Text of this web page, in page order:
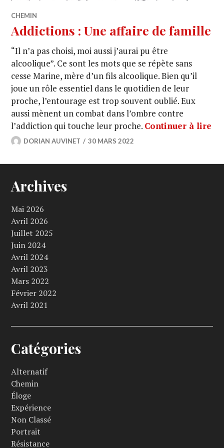
CHEMIN
Addictions : Une affaire de famille
“Il n’a pas choisi, moi aussi j’aurai pu être
alcoolique”. Ce sont les mots que se répète sans
cesse Marine, mère d’un fils alcoolique. Bien qu’il
joue un rôle essentiel dans le quotidien de leur
proche, l’entourage est trop souvent oublié. Eux
aussi mènent un combat dans l’ombre contre
l’addiction qui touche leur proche. Continuer à lire
DORIAN AUVINET 30 MARS 2022
Archives
Mai 2026
Avril 2026
Juillet 2025
Juin 2024
Avril 2024
Avril 2023
Mars 2022
Février 2022
Avril 2021
Catégories
Alternatif
Chemin
Éloge
Expérience
Non Classé
Portrait
Résistance